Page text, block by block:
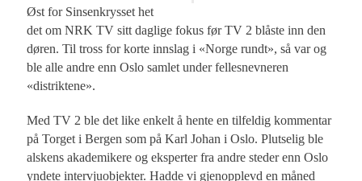
Øst for Sinsenkrysset het
det om NRK TV sitt daglige fokus før TV 2 blåste inn den
døren. Til tross for korte innslag i «Norge rundt», så var og
ble alle andre enn Oslo samlet under fellesnevneren
«distriktene».
Med TV 2 ble det like enkelt å hente en tilfeldig kommentar
på Torget i Bergen som på Karl Johan i Oslo. Plutselig ble
alskens akademikere og eksperter fra andre steder enn Oslo
yndete intervjuobjekter. Hadde vi gjenopplevd en måned